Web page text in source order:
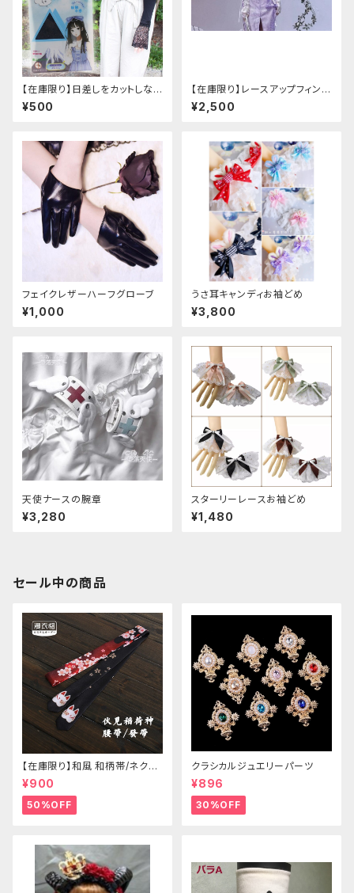
【在庫限り】日差しをカットしな
がら手元もオシャレに♪ UVア
ームカバー ブラック レース
¥500
【在庫限り】レースアップフィンガ
ーレスカバー(パンクチャイナ)
¥2,500
フェイクレザーハーフグローブ
¥1,000
うさ耳キャンディお袖どめ
¥3,800
天使ナースの腕章
¥3,280
スターリーレースお袖どめ
¥1,480
セール中の商品
【在庫限り】和風 和柄帯/ネクタ
イ/リボン（狐面/金魚
¥900
50%OFF
クラシカルジュエリーパーツ
¥896
30%OFF